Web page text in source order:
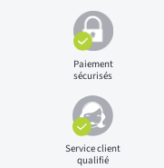
Paiement
sécurisés
Service client
qualifié